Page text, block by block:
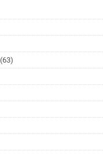
(63)